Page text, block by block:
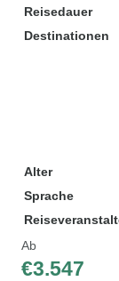
Reisedauer
Destinationen
Alter
Sprache
Ab
€3.547